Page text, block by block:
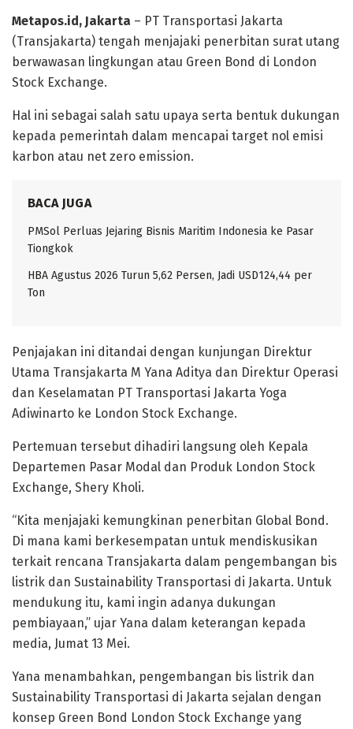
Metapos.id, Jakarta – PT Transportasi Jakarta
(Transjakarta) tengah menjajaki penerbitan surat utang
berwawasan lingkungan atau Green Bond di London
Stock Exchange.
Hal ini sebagai salah satu upaya serta bentuk dukungan
kepada pemerintah dalam mencapai target nol emisi
karbon atau net zero emission.
BACA JUGA
PMSol Perluas Jejaring Bisnis Maritim Indonesia ke Pasar
Tiongkok
HBA Agustus 2026 Turun 5,62 Persen, Jadi USD124,44 per
Ton
Penjajakan ini ditandai dengan kunjungan Direktur
Utama Transjakarta M Yana Aditya dan Direktur Operasi
dan Keselamatan PT Transportasi Jakarta Yoga
Adiwinarto ke London Stock Exchange.
Pertemuan tersebut dihadiri langsung oleh Kepala
Departemen Pasar Modal dan Produk London Stock
Exchange, Shery Kholi.
“Kita menjajaki kemungkinan penerbitan Global Bond.
Di mana kami berkesempatan untuk mendiskusikan
terkait rencana Transjakarta dalam pengembangan bis
listrik dan Sustainability Transportasi di Jakarta. Untuk
mendukung itu, kami ingin adanya dukungan
pembiayaan,” ujar Yana dalam keterangan kepada
media, Jumat 13 Mei.
Yana menambahkan, pengembangan bis listrik dan
Sustainability Transportasi di Jakarta sejalan dengan
konsep Green Bond London Stock Exchange yang